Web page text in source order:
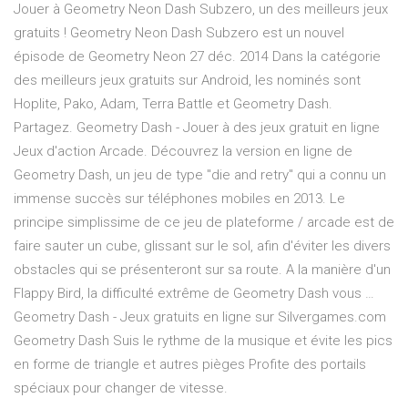
Jouer à Geometry Neon Dash Subzero, un des meilleurs jeux
gratuits ! Geometry Neon Dash Subzero est un nouvel
épisode de Geometry Neon 27 déc. 2014 Dans la catégorie
des meilleurs jeux gratuits sur Android, les nominés sont
Hoplite, Pako, Adam, Terra Battle et Geometry Dash.
Partagez. Geometry Dash - Jouer à des jeux gratuit en ligne
Jeux d'action Arcade. Découvrez la version en ligne de
Geometry Dash, un jeu de type "die and retry" qui a connu un
immense succès sur téléphones mobiles en 2013. Le
principe simplissime de ce jeu de plateforme / arcade est de
faire sauter un cube, glissant sur le sol, afin d'éviter les divers
obstacles qui se présenteront sur sa route. A la manière d'un
Flappy Bird, la difficulté extrême de Geometry Dash vous …
Geometry Dash - Jeux gratuits en ligne sur Silvergames.com
Geometry Dash Suis le rythme de la musique et évite les pics
en forme de triangle et autres pièges Profite des portails
spéciaux pour changer de vitesse.